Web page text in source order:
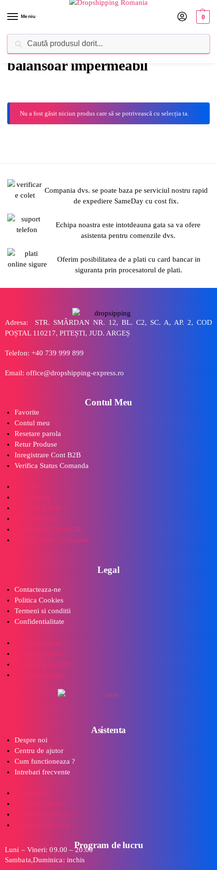
Meniu 0
Dropshipping Romania⚡ Furnizorul tău de produse
balansoar impermeabil
Nu a fost găsit niciun produs care să se potrivească cu selecția ta.
Compania dvs. se poate baza pe serviciul nostru rapid
de expediere SameDay cu cost fix.
Echipa noastra este intotdeauna gata sa va ofere
asistenta pentru comenzile dvs.
Oferim posibilitatea de a plati cu card bancar in
siguranta prin procesatorul de plati.
Adresa: STR. SMÂRDAN NR. 12, BL. C2, SC. A, AP. 2, COD
POȘTAL 110217, PITEȘTI, JUD. ARGEȘ
Telefon: +40 739 999 899
Email: office@dropshipping-express.ro
Contul Meu
Favorite
Contul meu
Resetare parola
Retur Produse
Inregistrare Cont B2B
Verifica Status Comanda
Contul meu
Resetare parola
Retur Produse
Inregistrare Cont B2B
Verifica Status Comanda
Legal
Contacteaza-ne
Politica Cookies
Termeni si conditii
Confidentialitate
Contacteaza-ne
Politica Cookies
Termeni si conditii
Confidentialitate
Asistenta
Despre noi
Centru de ajutor
Cum functioneaza ?
Intrebari frecvente
Centru de ajutor
Cum functioneaza ?
Intrebari frecvente
Program de lucru
Luni – Vineri: 09.00 – 20:00
Sambata,Duminica: inchis